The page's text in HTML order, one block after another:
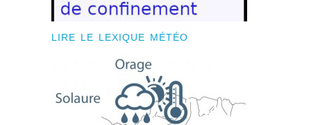
LIRE LE LEXIQUE MÉTÉO